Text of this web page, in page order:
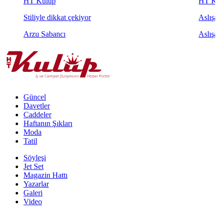
Stiliyle dikkat çekiyor
Arzu Sabancı
Güncel
Davetler
Caddeler
Haftanın Şıkları
Moda
Tatil
Söyleşi
Jet Set
Magazin Hattı
Yazarlar
Galeri
Video